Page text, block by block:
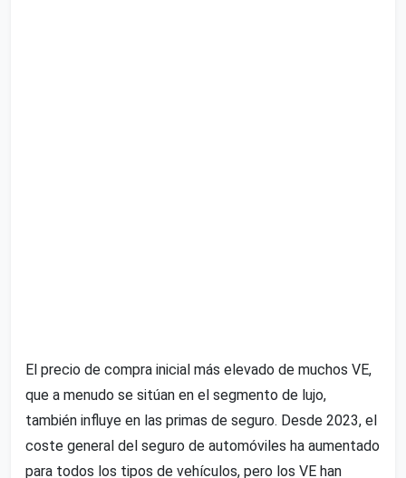
El precio de compra inicial más elevado de muchos VE,
que a menudo se sitúan en el segmento de lujo,
también influye en las primas de seguro. Desde 2023, el
coste general del seguro de automóviles ha aumentado
para todos los tipos de vehículos, pero los VE han